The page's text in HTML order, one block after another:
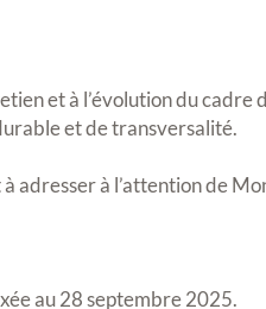
et à l’évolution du cadre
et de transversalité.
à l’attention de
au 28 septembre 2025.